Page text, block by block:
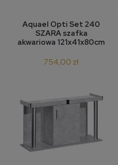
Aquael Opti Set 240
SZARA szafka
akwariowa 121x41x80cm
754,00 zł